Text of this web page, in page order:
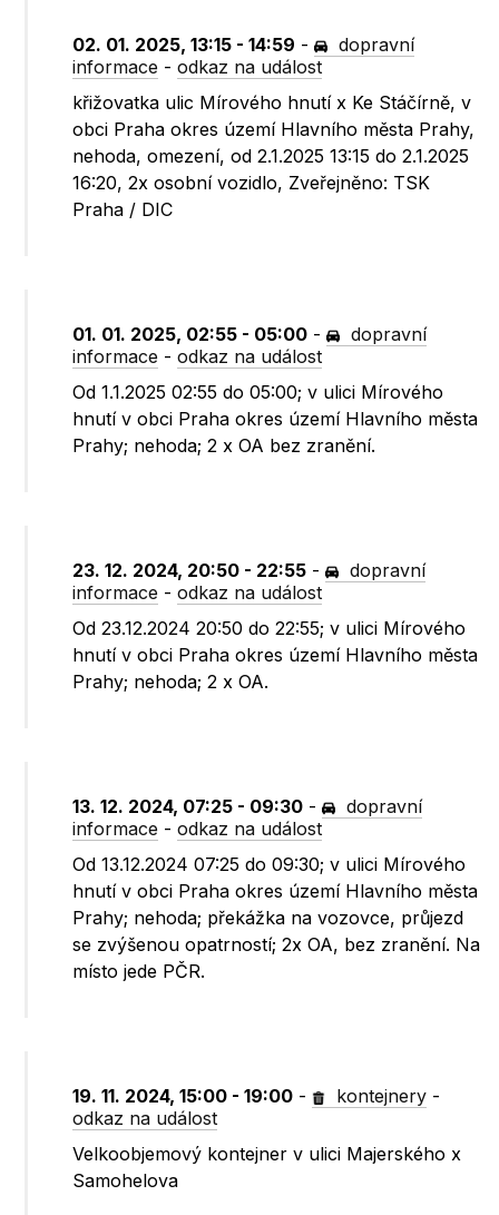
02. 01. 2025, 13:15 - 14:59 -
dopravní
informace -odkaz na událost
křižovatka ulic Mírového hnutí x Ke Stáčírně, v
obci Praha okres území Hlavního města Prahy,
nehoda, omezení, od 2.1.2025 13:15 do 2.1.2025
16:20, 2x osobní vozidlo, Zveřejněno: TSK
Praha / DIC
01. 01. 2025, 02:55 - 05:00 -
dopravní
informace -odkaz na událost
Od 1.1.2025 02:55 do 05:00; v ulici Mírového
hnutí v obci Praha okres území Hlavního města
Prahy; nehoda; 2 x OA bez zranění.
23. 12. 2024, 20:50 - 22:55 -
dopravní
informace -odkaz na událost
Od 23.12.2024 20:50 do 22:55; v ulici Mírového
hnutí v obci Praha okres území Hlavního města
Prahy; nehoda; 2 x OA.
13. 12. 2024, 07:25 - 09:30 -
dopravní
informace -odkaz na událost
Od 13.12.2024 07:25 do 09:30; v ulici Mírového
hnutí v obci Praha okres území Hlavního města
Prahy; nehoda; překážka na vozovce, průjezd
se zvýšenou opatrností; 2x OA, bez zranění. Na
místo jede PČR.
19. 11. 2024, 15:00 - 19:00 - kontejnery -
odkaz na událost
Velkoobjemový kontejner v ulici Majerského x
Samohelova